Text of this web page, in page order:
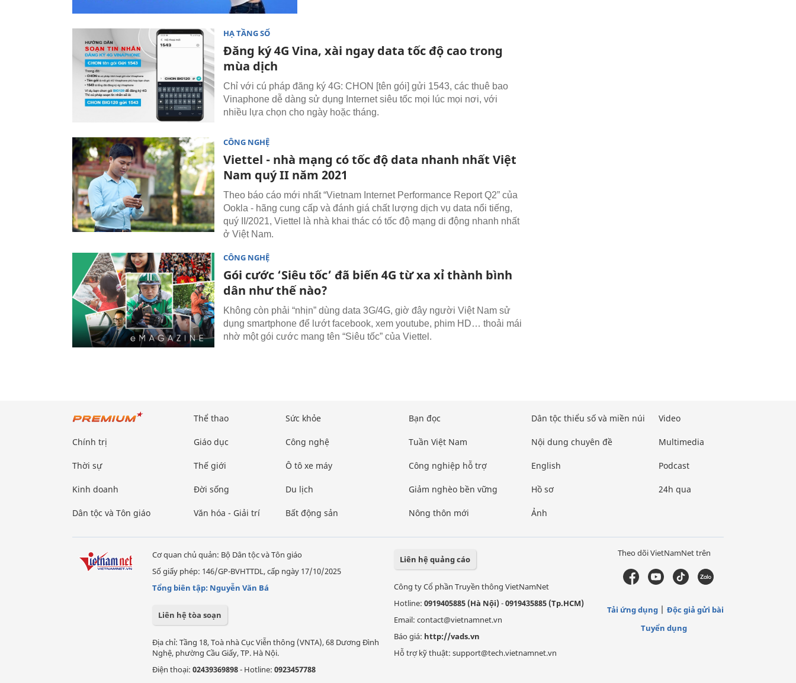
HẠ TẦNG SỐ
Đăng ký 4G Vina, xài ngay data tốc độ cao trong
mùa dịch
Chỉ với cú pháp đăng ký 4G: CHON [tên gói] gửi 1543, các thuê bao
Vinaphone dễ dàng sử dụng Internet siêu tốc mọi lúc mọi nơi, với
nhiều lựa chọn cho ngày hoặc tháng.
CÔNG NGHỆ
Viettel - nhà mạng có tốc độ data nhanh nhất Việt
Nam quý II năm 2021
Theo báo cáo mới nhất “Vietnam Internet Performance Report Q2” của
Ookla - hãng cung cấp và đánh giá chất lượng dịch vụ data nổi tiếng,
quý II/2021, Viettel là nhà khai thác có tốc độ mạng di động nhanh nhất
ở Việt Nam.
CÔNG NGHỆ
Gói cước ‘Siêu tốc’ đã biến 4G từ xa xỉ thành bình
dân như thế nào?
Không còn phải “nhịn” dùng data 3G/4G, giờ đây người Việt Nam sử
dụng smartphone để lướt facebook, xem youtube, phim HD… thoải mái
nhờ một gói cước mang tên “Siêu tốc” của Viettel.
Chính trị
Thời sự
Kinh doanh
Dân tộc và Tôn giáo
Thể thao
Giáo dục
Thế giới
Đời sống
Văn hóa - Giải trí
Sức khỏe
Công nghệ
Ô tô xe máy
Du lịch
Bất động sản
Bạn đọc
Tuần Việt Nam
Công nghiệp hỗ trợ
Giảm nghèo bền vững
Nông thôn mới
Dân tộc thiểu số và miền núi
Nội dung chuyên đề
English
Hồ sơ
Ảnh
Video
Multimedia
Podcast
24h qua
Cơ quan chủ quản: Bộ Dân tộc và Tôn giáo
Số giấy phép: 146/GP-BVHTTDL, cấp ngày 17/10/2025
Tổng biên tập: Nguyễn Văn Bá
Liên hệ tòa soạn
Địa chỉ: Tầng 18, Toà nhà Cục Viễn thông (VNTA), 68 Dương Đình
Nghệ, phường Cầu Giấy, TP. Hà Nội.
Điện thoại: 02439369898- Hotline: 0923457788
Liên hệ quảng cáo
Công ty Cổ phần Truyền thông VietNamNet
Hotline: 0919405885 (Hà Nội)-0919435885 (Tp.HCM)
Email: contact@vietnamnet.vn
Báo giá: http://vads.vn
Hỗ trợ kỹ thuật: support@tech.vietnamnet.vn
Theo dõi VietNamNet trên
Tải ứng dụng
Độc giả gửi bài
Tuyển dụng